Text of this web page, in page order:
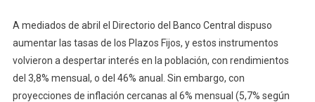
Histórico:
¿Cuánto
Gana
A mediados de abril el Directorio del Banco Central dispuso
aumentar las tasas de los Plazos Fijos, y estos instrumentos
volvieron a despertar interés en la población, con rendimientos
del 3,8% mensual, o del 46% anual. Sin embargo, con
proyecciones de inflación cercanas al 6% mensual (5,7% según